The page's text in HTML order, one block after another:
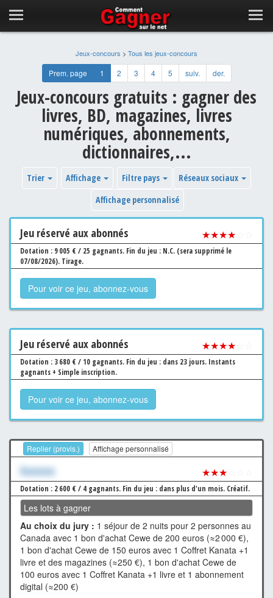
Jeux-concours > Tous les jeux-concours
Prem. page 1 2 3 4 5 suiv. der.
Jeux-concours gratuits : gagner des
livres, BD, magazines, livres
numériques, abonnements,
dictionnaires,...
Trier Affichage Filtre pays
Réseaux sociaux
Affichage personnalisé
Jeu réservé aux abonnés ★★★★
Dotation : 9 005 € / 25 gagnants. Fin du jeu : N.C. (sera supprimé le
07/08/2026). Tirage.
Pour voir ce jeu, abonnez-vous
Jeu réservé aux abonnés ★★★★
Dotation : 3 680 € / 10 gagnants. Fin du jeu : dans 23 jours. Instants
gagnants + Simple inscription.
Pour voir ce jeu, abonnez-vous
Replier (provis.) Affichage personnalisé
Xxxxxxx ★★★
Dotation : 2 600 € / 4 gagnants. Fin du jeu : dans plus d'un mois. Créatif.
Les lots à gagner
Au choix du jury : 1 séjour de 2 nuits pour 2 personnes au
Canada avec 1 bon d'achat Cewe de 200 euros (≈2 000 €),
1 bon d'achat Cewe de 150 euros avec 1 Coffret Kanata +1
livre et des magazines (≈250 €), 1 bon d'achat Cewe de
100 euros avec 1 Coffret Kanata +1 livre et 1 abonnement
digital (≈200 €)